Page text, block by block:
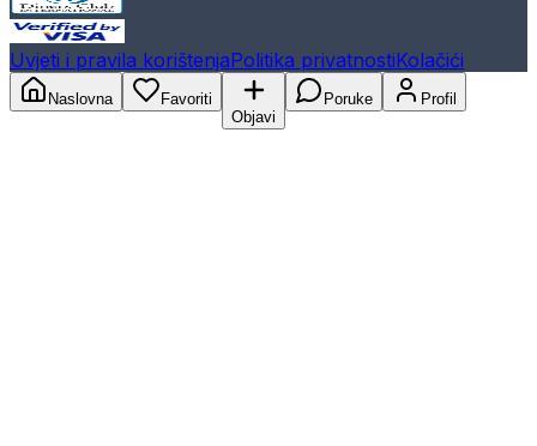
Uvjeti i pravila korištenjaPolitika privatnostiKolačići
Naslovna
Favoriti
Objavi
Poruke Profil